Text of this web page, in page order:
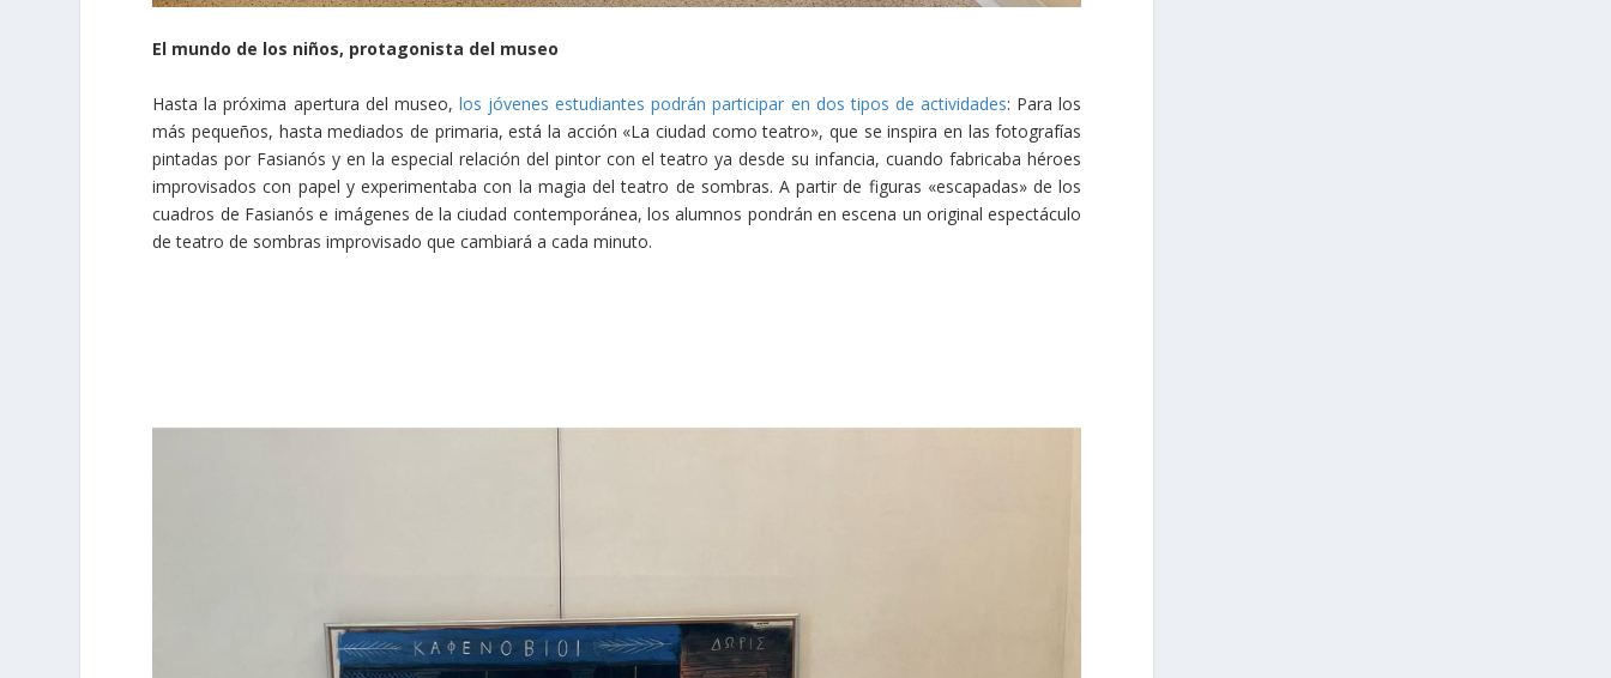
El mundo de los niños, protagonista del museo
Hasta la próxima apertura del museo, los jóvenes estudiantes podrán participar en dos tipos de actividades: Para los
más pequeños, hasta mediados de primaria, está la acción «La ciudad como teatro», que se inspira en las fotografías
pintadas por Fasianós y en la especial relación del pintor con el teatro ya desde su infancia, cuando fabricaba héroes
improvisados con papel y experimentaba con la magia del teatro de sombras. A partir de figuras «escapadas» de los
cuadros de Fasianós e imágenes de la ciudad contemporánea, los alumnos pondrán en escena un original espectáculo
de teatro de sombras improvisado que cambiará a cada minuto.